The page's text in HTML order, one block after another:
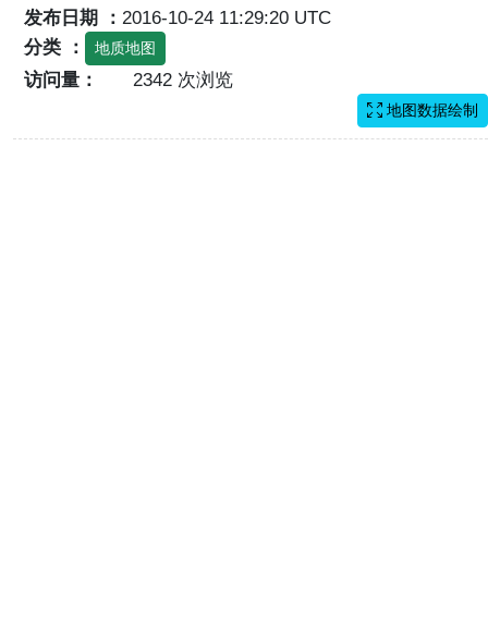
发布日期 ： 2016-10-24 11:29:20 UTC
分类 ：
地质地图
访问量： 2342 次浏览
地图数据绘制